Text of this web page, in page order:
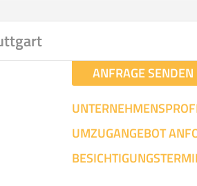
ANFRAGE SENDEN
UMZUGANGEBOT